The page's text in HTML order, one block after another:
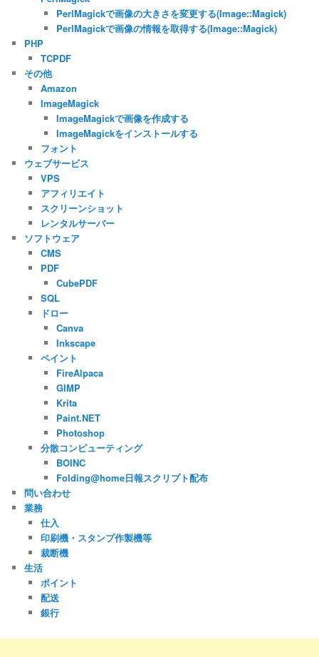
PerlMagickで画像の大きさを変更する(Image::Magick)
PerlMagickで画像の情報を取得する(Image::Magick)
PHP
TCPDF
その他
Amazon
ImageMagick
ImageMagickで画像を作成する
ImageMagickをインストールする
フォント
ウェブサービス
VPS
アフィリエイト
スクリーンショット
レンタルサーバー
ソフトウェア
CMS
PDF
CubePDF
SQL
ドロー
Canva
Inkscape
ペイント
FireAlpaca
GIMP
Krita
Paint.NET
Photoshop
分散コンピューティング
BOINC
Folding@home日報スクリプト配布
問い合わせ
業務
仕入
印刷機・スタンプ作製機等
裁断機
生活
ポイント
配送
銀行